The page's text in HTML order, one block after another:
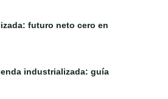
futuro neto cero en
industrializada: guía